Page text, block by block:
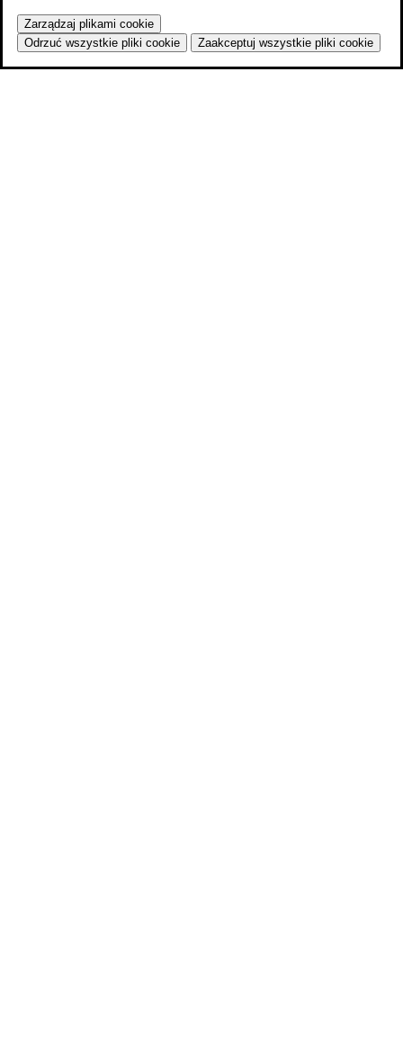
Zarządzaj plikami cookie
Odrzuć wszystkie pliki cookie
Zaakceptuj wszystkie pliki cookie